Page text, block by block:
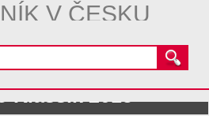
V ČESKU
Klassik 2015